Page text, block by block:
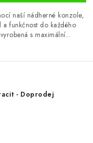
naší nádherné konzole,
a funkčnost do každého
s maximální...
- Doprodej